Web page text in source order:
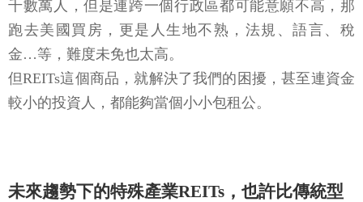
千數萬人，但是連跨一個行政區都可能意願不高，那
跑去美國買房，更是人生地不熟，法規、語言、稅
金…等，難度未免也太高。
但REITs這個商品，就解決了我們的困擾，甚至連資金
較小的投資人，都能夠當個小小包租公。
未來趨勢下的特殊產業REITs，也許比傳統型